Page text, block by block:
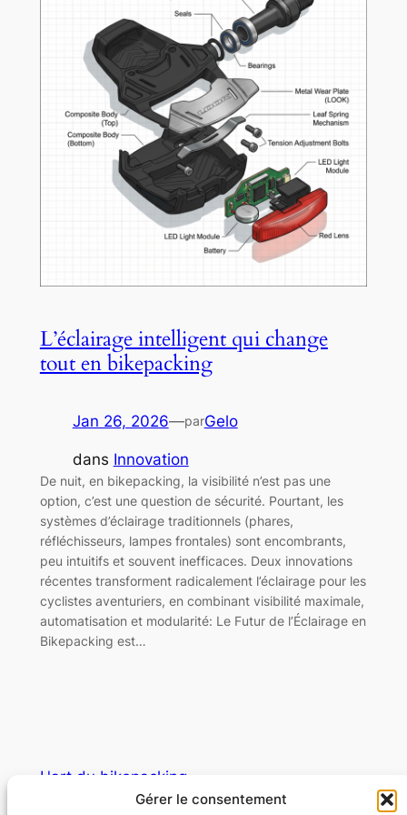
Gérer le consentement
L’éclairage intelligent qui change
tout en bikepacking
Jan 26, 2026—parGelo
dans Innovation
De nuit, en bikepacking, la visibilité n’est pas une
option, c’est une question de sécurité. Pourtant, les
systèmes d’éclairage traditionnels (phares,
réfléchisseurs, lampes frontales) sont encombrants,
peu intuitifs et souvent inefficaces. Deux innovations
récentes transforment radicalement l’éclairage pour les
cyclistes aventuriers, en combinant visibilité maximale,
automatisation et modularité: Le Futur de l’Éclairage en
Bikepacking est…
L'art du bikepacking